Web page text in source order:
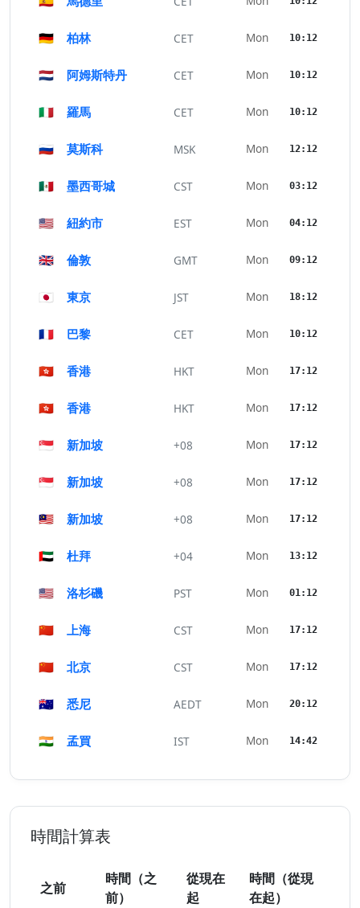
🇩🇪 柏林 CET Mon 10:12
🇳🇱 阿姆斯特丹 CET Mon 10:12
🇮🇹 羅馬 CET Mon 10:12
🇷🇺 莫斯科 MSK Mon 12:12
🇲🇽 墨西哥城 CST Mon 03:12
🇺🇸 紐約市 EST Mon 04:12
🇬🇧 倫敦 GMT Mon 09:12
🇯🇵 東京 JST Mon 18:12
🇫🇷 巴黎 CET Mon 10:12
🇭🇰 香港 HKT Mon 17:12
🇭🇰 香港 HKT Mon 17:12
🇸🇬 新加坡 +08 Mon 17:12
🇸🇬 新加坡 +08 Mon 17:12
🇲🇾 新加坡 +08 Mon 17:12
🇦🇪 杜拜 +04 Mon 13:12
🇺🇸 洛杉磯 PST Mon 01:12
🇨🇳 上海 CST Mon 17:12
🇨🇳 北京 CST Mon 17:12
🇦🇺 悉尼 AEDT Mon 20:12
🇮🇳 孟買 IST Mon 14:42
時間計算表
之前
時間（之
前）
從現在
起
時間（從現
在起）